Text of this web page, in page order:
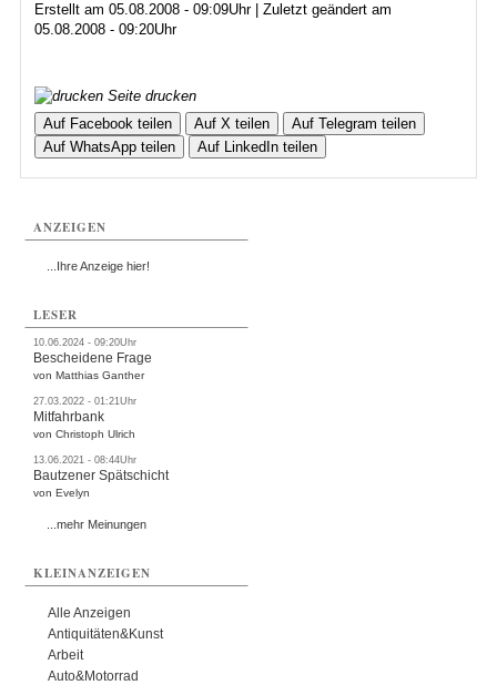
Erstellt am 05.08.2008 - 09:09Uhr | Zuletzt geändert am
05.08.2008 - 09:20Uhr
Seite drucken
Auf Facebook teilen
Auf X teilen
Auf Telegram teilen
Auf WhatsApp teilen
Auf LinkedIn teilen
ANZEIGEN
...Ihre Anzeige hier!
LESER
10.06.2024 - 09:20Uhr
Bescheidene Frage
von Matthias Ganther
27.03.2022 - 01:21Uhr
Mitfahrbank
von Christoph Ulrich
13.06.2021 - 08:44Uhr
Bautzener Spätschicht
von Evelyn
...mehr Meinungen
KLEINANZEIGEN
Alle Anzeigen
Antiquitäten&Kunst
Arbeit
Auto&Motorrad